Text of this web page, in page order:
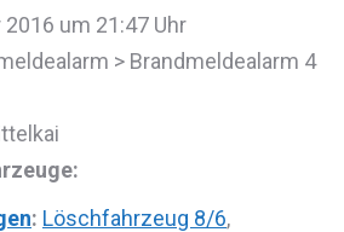
2016 um 21:47 Uhr
> Brandmeldealarm 4
: Löschfahrzeug 8/6,